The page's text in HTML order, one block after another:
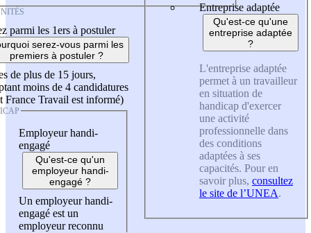
parmi les 1ers à postuler
serez-vous parmi les
premiers à postuler ?
de plus de 15 jours,
moins de 4 candidatures
France Travail est informé)
Employeur handi-
engagé
Qu'est-ce qu'un
employeur handi-
engagé ?
Un employeur handi-
engagé est un
employeur reconnu
Entreprise adaptée
Qu'est-ce qu'une
entreprise adaptée
?
L'entreprise adaptée
permet à un travailleur
en situation de
handicap d'exercer
une activité
professionnelle dans
des conditions
adaptées à ses
capacités. Pour en
savoir plus, consultez
le site de l’UNEA.